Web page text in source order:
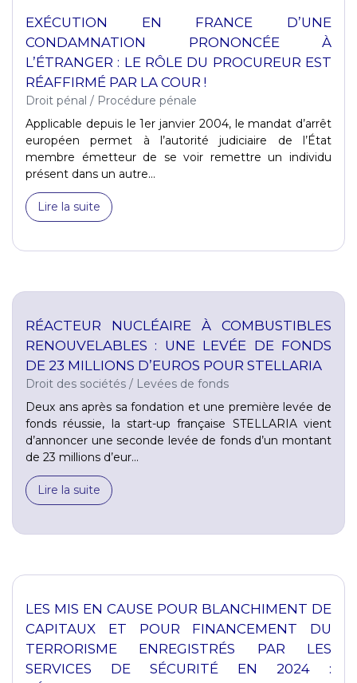
EXÉCUTION EN FRANCE D’UNE
CONDAMNATION PRONONCÉE À
L’ÉTRANGER : LE RÔLE DU PROCUREUR EST
RÉAFFIRMÉ PAR LA COUR !
Droit pénal / Procédure pénale
Applicable depuis le 1er janvier 2004, le mandat d’arrêt
européen permet à l’autorité judiciaire de l’État
membre émetteur de se voir remettre un individu
présent dans un autre...
Lire la suite
RÉACTEUR NUCLÉAIRE À COMBUSTIBLES
RENOUVELABLES : UNE LEVÉE DE FONDS
DE 23 MILLIONS D’EUROS POUR STELLARIA
Droit des sociétés / Levées de fonds
Deux ans après sa fondation et une première levée de
fonds réussie, la start-up française STELLARIA vient
d’annoncer une seconde levée de fonds d’un montant
de 23 millions d’eur...
Lire la suite
LES MIS EN CAUSE POUR BLANCHIMENT DE
CAPITAUX ET POUR FINANCEMENT DU
TERRORISME ENREGISTRÉS PAR LES
SERVICES DE SÉCURITÉ EN 2024 :